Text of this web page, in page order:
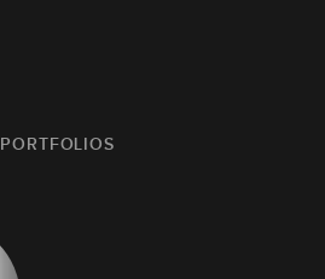
PORTFOLIOS